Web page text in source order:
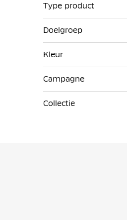
Type product
Doelgroep
Kleur
Campagne
Collectie